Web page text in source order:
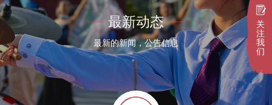
关
注
我
们
最新动态
最新的新闻，公告信息